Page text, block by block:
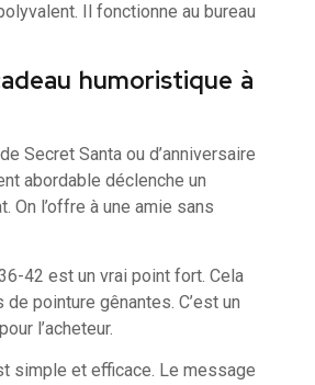
Il fonctionne au bureau
humoristique à
Secret Santa ou d’anniversaire
abordable déclenche un
On l’offre à une amie sans
42 est un vrai point fort. Cela
pointure gênantes. C’est un
l’acheteur.
simple et efficace. Le message